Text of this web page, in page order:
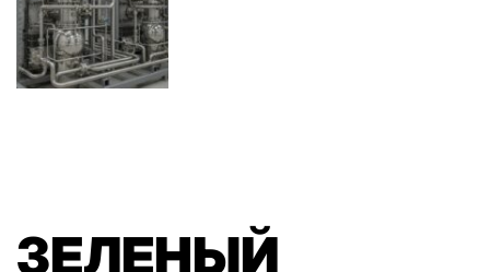
ЗЕЛЕНЫЙ